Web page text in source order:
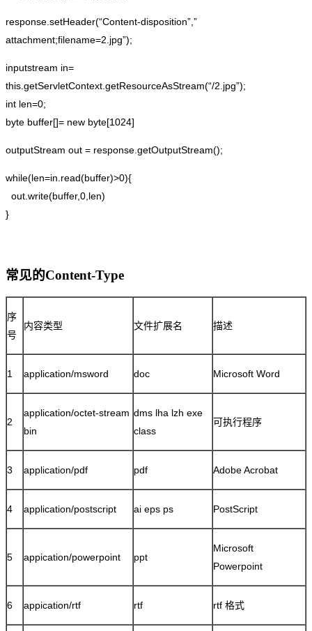
response.setHeader(“Content-disposition”,”
attachment;filename=2.jpg”);
inputstream in=
this.getServletContext.getResourceAsStream(“/2.jpg”);
int len=0;
byte buffer[]= new byte[1024]
outputStream out = response.getOutputStream();
while(len=in.read(buffer)>0){
out.write(buffer,0,len)
}
常见的Content-Type
序
号
内容类型 文件扩展名 描述
1 application/msword doc Microsoft Word
2
application/octet-stream
bin
dms lha lzh exe
class
可执行程序
3 application/pdf pdf Adobe Acrobat
4 application/postscript ai eps ps PostScript
5 appication/powerpoint ppt
Microsoft
Powerpoint
6 appication/rtf rtf rtf 格式